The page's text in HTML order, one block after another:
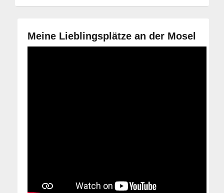
Meine Lieblingsplätze an der Mosel